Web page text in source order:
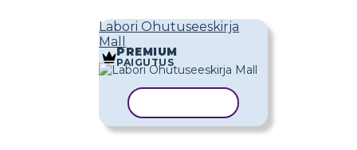
Labori Ohutuseeskirja
Mall
PREMIUM
PAIGUTUS